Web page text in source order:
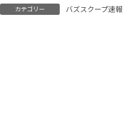
カテゴリー バズスクープ速報